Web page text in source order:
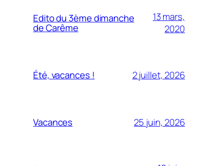
Edito du 3ème dimanche
de Carême
13 mars,
2020
Été, vacances ! 2 juillet, 2026
Vacances 25 juin, 2026